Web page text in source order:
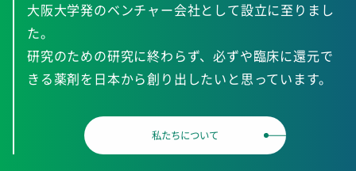
大阪大学発のベンチャー会社として設立に至りまし
た。
研究のための研究に終わらず、必ずや臨床に還元で
きる薬剤を日本から創り出したいと思っています。
私たちについて